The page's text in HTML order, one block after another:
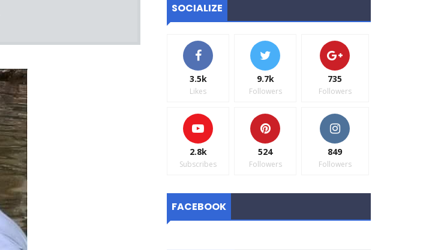
SOCIALIZE
3.5k
Likes
9.7k
Followers
735
Followers
2.8k
Subscribes
524
Followers
849
Followers
FACEBOOK